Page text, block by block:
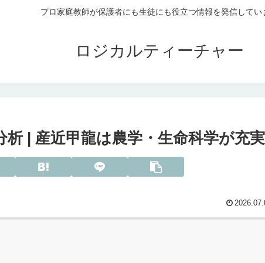
プロ家庭教師が保護者にも生徒にも役立つ情報を発信してい
ロジカルティーチャー
析 | 産近甲龍は農学・生命科学が充実